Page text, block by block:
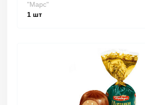
"Марс"
1 шт